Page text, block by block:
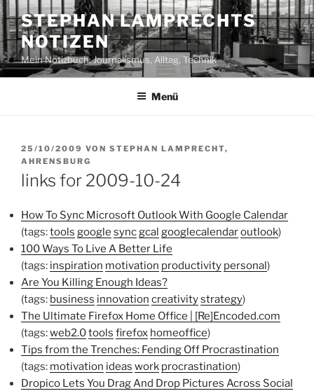
Zum
Inhalt
springen
STEPHAN LAMPRECHTS
NOTIZEN
Mein Notizbuch: Journalismus, Alltag, Technik
Menü
VERÖFFENTLICHT
AM
25/10/2009 VON STEPHAN LAMPRECHT,
AHRENSBURG
links for 2009-10-24
How To Sync Microsoft Outlook With Google Calendar
(tags:tools google syncgcal googlecalendaroutlook)
100 Ways To Live A Better Life
(tags: inspiration motivation productivity personal)
Are You Killing Enough Ideas?
(tags: business innovation creativitystrategy)
The Ultimate Firefox Home Office | [Re]Encoded.com
(tags:web2.0tools firefox homeoffice)
Tips from the Trenches: Fending Off Procrastination
(tags: motivation ideas work procrastination)
Dropico Lets You Drag And Drop Pictures Across Social